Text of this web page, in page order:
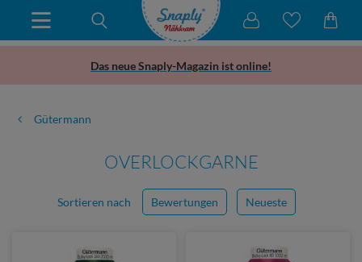
Das neue Snaply-Magazin ist online!
Gütermann
OVERLOCKGARNE
Sortieren nach Bewertungen Neueste